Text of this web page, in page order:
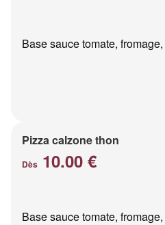
Base sauce tomate,
Pizza calzone thon
Dès 10.00 €
Base sauce tomate,